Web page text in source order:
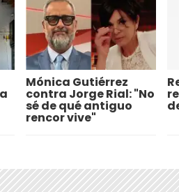
Mónica Gutiérrez
contra Jorge Rial: "No
sé de qué antiguo
rencor vive"